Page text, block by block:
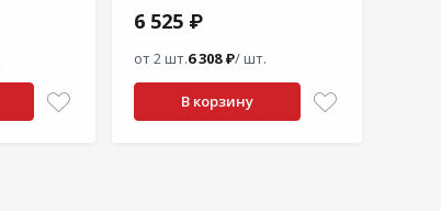
6 525 ₽
от 2 шт.6 308 ₽/ шт.
В корзину